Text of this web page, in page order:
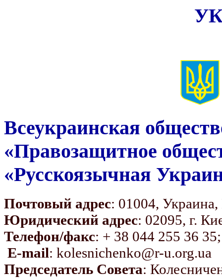
Всеукраинская
«Правозащитное
«Русскоязычная
Почтовый адрес: 01004,
Юридический адрес: 02095, г.
Телефон/факс: + 38 044 255 36
E-mail: kolesnichenko@r-u.org.ua
Председатель Совета: